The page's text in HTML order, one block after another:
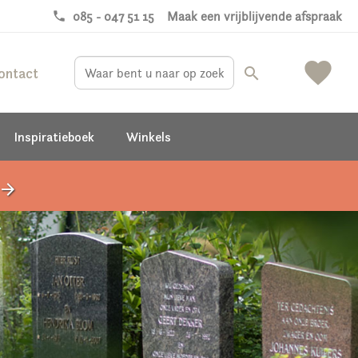
phone 085 - 047 51 15 Maak een vrijblijvende afspraak
favorite
search
Inspiratieboek Winkels
arrow_forward